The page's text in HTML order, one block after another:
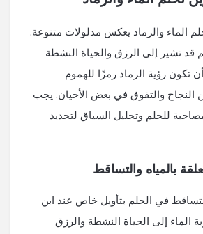
الماء والرماد يعكس مدلولات متنوعة.
قد تشير إلى الرزق والحياة النشطة
تكون رؤية الرماد رمزًا للهموم
النجاح والتفوق في بعض الأحيان. يجب
للحلم وتحليل السياق لتحديد
بالمياه والتساقط
في الحلم بتأويل خاص عند ابن
الماء إلى الحياة النشطة والرزق